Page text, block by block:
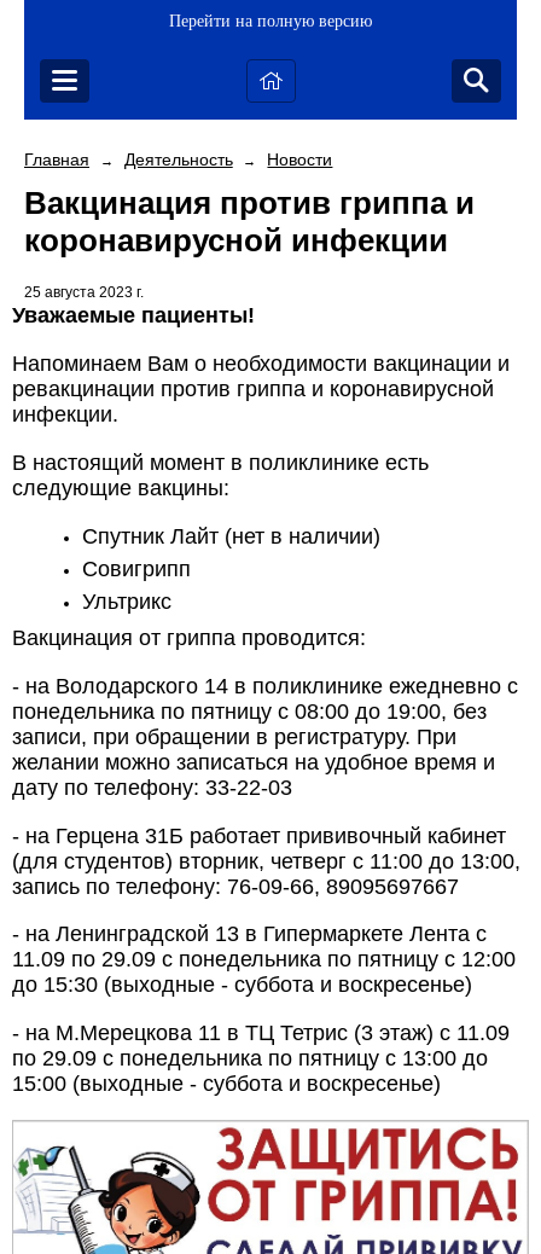
Перейти на полную версию
Главная → Деятельность → Новости
Вакцинация против гриппа и
коронавирусной инфекции
25 августа 2023 г.
Уважаемые пациенты!
Напоминаем Вам о необходимости вакцинации и
ревакцинации против гриппа и коронавирусной
инфекции.
В настоящий момент в поликлинике есть
следующие вакцины:
Спутник Лайт (нет в наличии)
Совигрипп
Ультрикс
Вакцинация от гриппа проводится:
- на Володарского 14 в поликлинике ежедневно с
понедельника по пятницу с 08:00 до 19:00, без
записи, при обращении в регистратуру. При
желании можно записаться на удобное время и
дату по телефону: 33-22-03
- на Герцена 31Б работает прививочный кабинет
(для студентов) вторник, четверг с 11:00 до 13:00,
запись по телефону: 76-09-66, 89095697667
- на Ленинградской 13 в Гипермаркете Лента с
11.09 по 29.09 с понедельника по пятницу с 12:00
до 15:30 (выходные - суббота и воскресенье)
- на М.Мерецкова 11 в ТЦ Тетрис (3 этаж) с 11.09
по 29.09 с понедельника по пятницу с 13:00 до
15:00 (выходные - суббота и воскресенье)